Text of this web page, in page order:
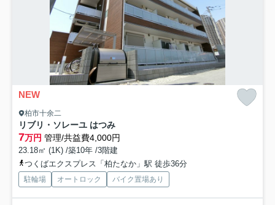
NEW
柏市十余二
リブリ・ソレーユ はつみ
7万円 管理/共益費4,000円
23.18㎡ (1K) /築10年 /3階建
つくばエクスプレス「柏たなか」駅 徒歩36分
駐輪場 オートロック バイク置場あり